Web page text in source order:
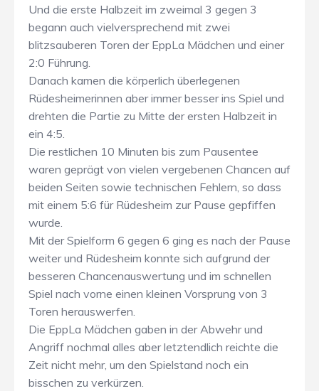
Und die erste Halbzeit im zweimal 3 gegen 3
begann auch vielversprechend mit zwei
blitzsauberen Toren der EppLa Mädchen und einer
2:0 Führung.
Danach kamen die körperlich überlegenen
Rüdesheimerinnen aber immer besser ins Spiel und
drehten die Partie zu Mitte der ersten Halbzeit in
ein 4:5.
Die restlichen 10 Minuten bis zum Pausentee
waren geprägt von vielen vergebenen Chancen auf
beiden Seiten sowie technischen Fehlern, so dass
mit einem 5:6 für Rüdesheim zur Pause gepfiffen
wurde.
Mit der Spielform 6 gegen 6 ging es nach der Pause
weiter und Rüdesheim konnte sich aufgrund der
besseren Chancenauswertung und im schnellen
Spiel nach vorne einen kleinen Vorsprung von 3
Toren herauswerfen.
Die EppLa Mädchen gaben in der Abwehr und
Angriff nochmal alles aber letztendlich reichte die
Zeit nicht mehr, um den Spielstand noch ein
bisschen zu verkürzen.